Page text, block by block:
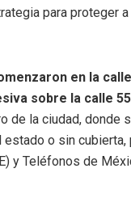
para proteger
en la
sobre la calle 55
de la ciudad, donde
o sin
y Teléfonos de